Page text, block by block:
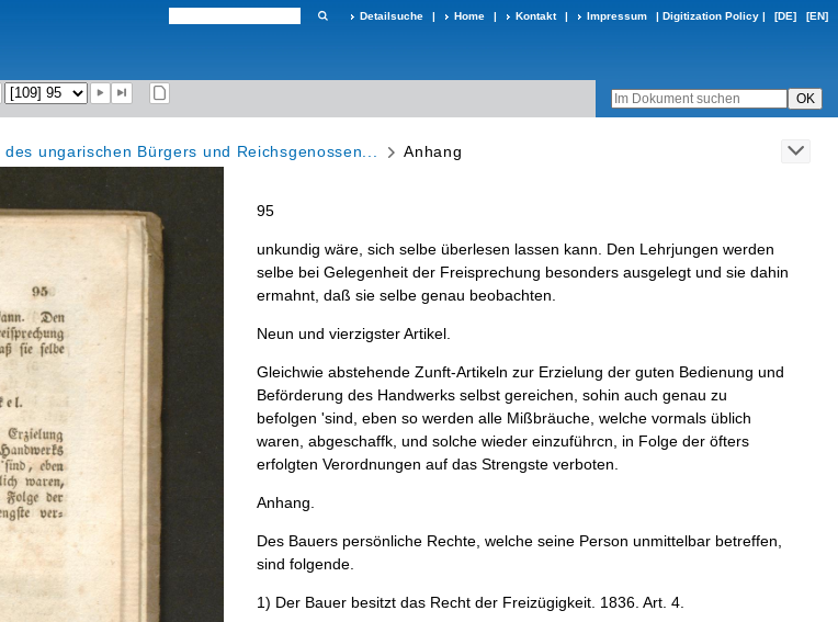
Detailsuche | Home | Kontakt | Impressum | Digitization Policy | [DE] [EN]
ungarischen Bürgers und Reichsgenossen... Anhang
95
unkundig wäre sich selbe überlesen lassen kann Den Lehrjungen werden
selbe bei Gelegenheit der Freisprechung besonders ausgelegt und sie dahin
ermahnt daß sie selbe genau beobachten
Neun und vierzigsterArtikel
Gleichwie abstehende Zunft-Artikeln zur Erzielung der guten Bedienung und
Beförderung des Handwerks selbst gereichen sohin auch genau zu
befolgen 'sind eben so werden alle Mißbräuche welche vormals üblich
waren abgeschaffk und solche wieder einzuführcn in Folge der öfters
erfolgten Verordnungen auf das Strengste ver­boten
Anhang
Des Bauers persönliche Rechte welche seine Person unmittelbar betreffen
sind folgende
1) Der Bauer besitzt das Recht der Freizügigkeit 1836 Art 4